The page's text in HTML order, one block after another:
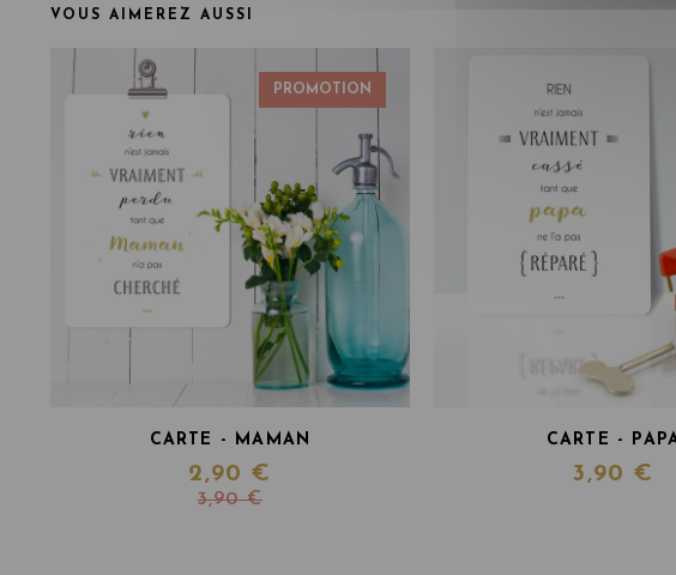
VOUS AIMEREZ AUSSI
CARTE - MAMAN
2,90 €
3,90 €
CARTE -
3,90 €